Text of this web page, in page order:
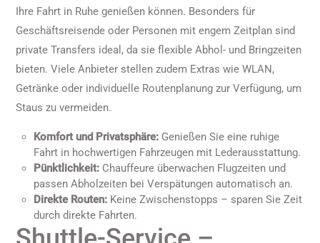
Ihre Fahrt in Ruhe genießen können. Besonders für
Geschäftsreisende oder Personen mit engem Zeitplan sind
private Transfers ideal, da sie flexible Abhol- und Bringzeiten
bieten. Viele Anbieter stellen zudem Extras wie WLAN,
Getränke oder individuelle Routenplanung zur Verfügung, um
Staus zu vermeiden.
Komfort und Privatsphäre: Genießen Sie eine ruhige
Fahrt in hochwertigen Fahrzeugen mit Lederausstattung.
Pünktlichkeit: Chauffeure überwachen Flugzeiten und
passen Abholzeiten bei Verspätungen automatisch an.
Direkte Routen: Keine Zwischenstopps – sparen Sie Zeit
durch direkte Fahrten.